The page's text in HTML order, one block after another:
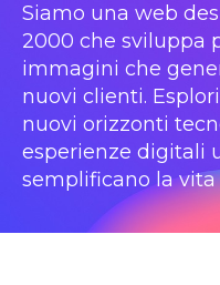
Siamo una web
2000 che sviluppa
immagini che
nuovi clienti.
nuovi orizzonti
esperienze digitali
semplificano la